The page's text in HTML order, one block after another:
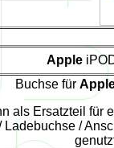
Apple
Buchse für
als Ersatzteil für
Ladebuchse /